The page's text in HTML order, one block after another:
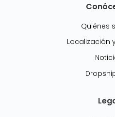
Quiénes
Localización